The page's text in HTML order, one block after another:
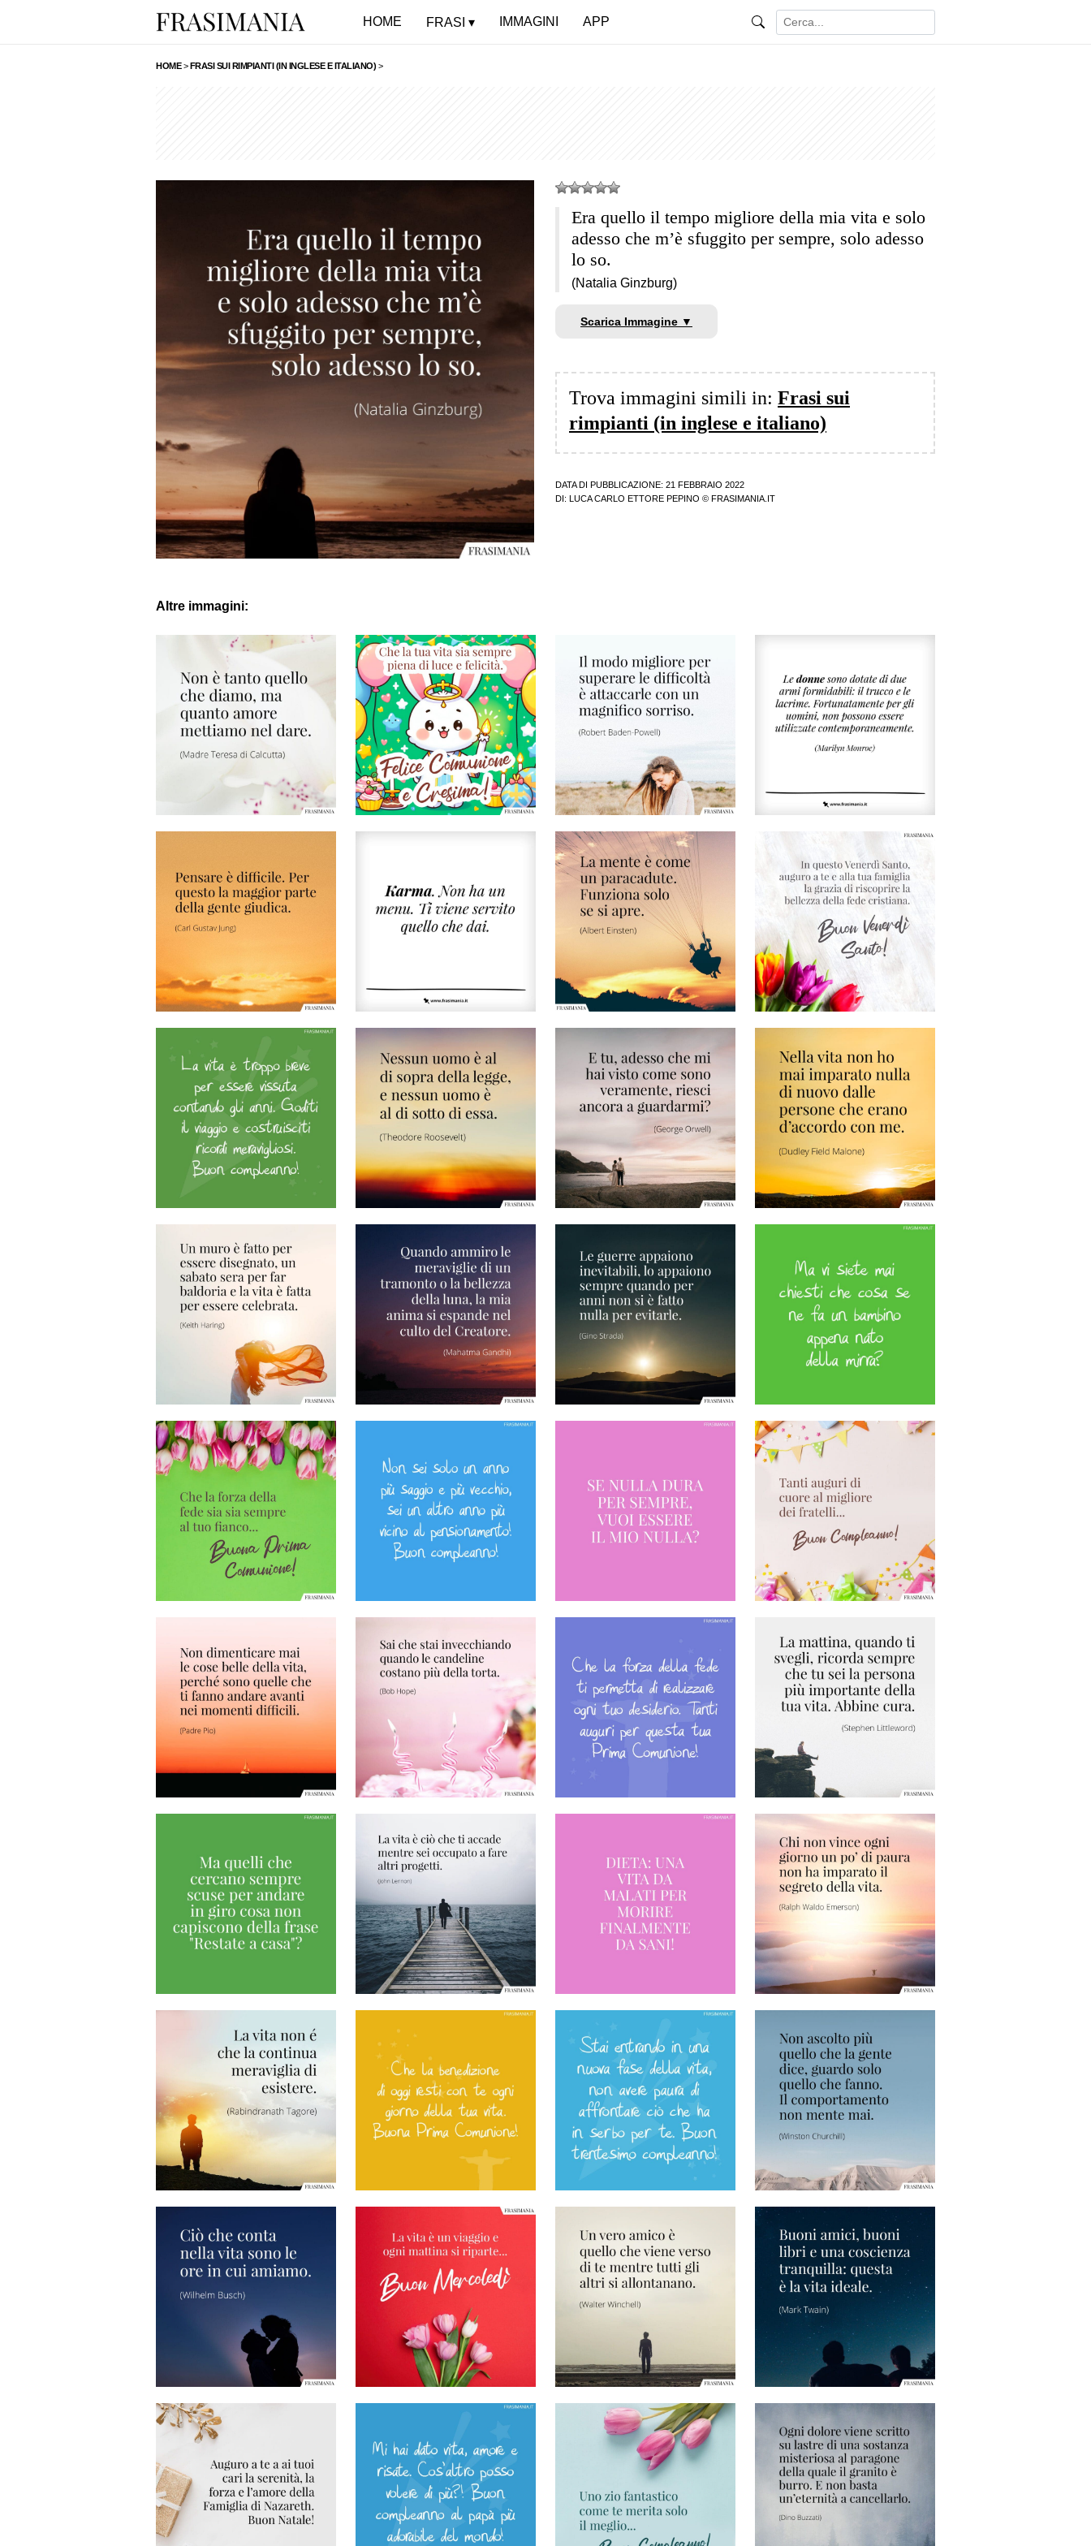
HOME FRASI IMMAGINI APP
HOME>FRASI SUI RIMPIANTI (IN INGLESE E ITALIANO) >
Era quello il tempo migliore della mia vita e solo
adesso che m’è sfuggito per sempre, solo adesso
lo so.
(Natalia Ginzburg)
Scarica Immagine ▼
Trova immagini simili in: Frasi sui
rimpianti (in inglese e italiano)
DATA DI PUBBLICAZIONE: 21 FEBBRAIO 2022
DI:
LUCA CARLO ETTORE PEPINO © FRASIMANIA.IT
Altre immagini: